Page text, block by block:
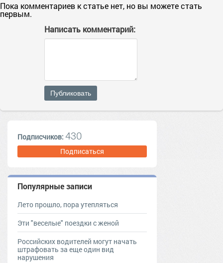
Пока комментариев к статье нет, но вы можете стать
первым.
Написать комментарий:
Публиковать
Подписчиков: 430
Подписаться
Популярные записи
Лето прошло, пора утепляться
Эти "веселые" поездки с женой
Российских водителей могут начать
штрафовать за еще один вид
нарушения